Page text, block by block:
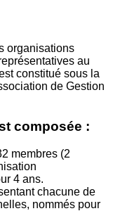
organisations
au
constitué sous la
de Gestion
composée :
membres (2
4 ans.
chacune de
nommés pour